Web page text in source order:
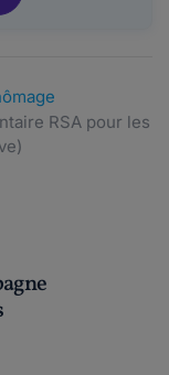
RSA pour les